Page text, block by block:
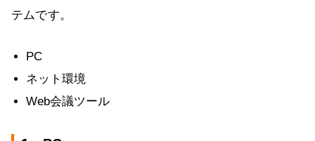
テムです。
PC
ネット環境
Web会議ツール